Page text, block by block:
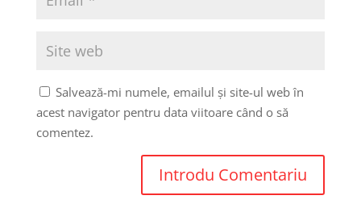
Salvează-mi numele, emailul și site-ul web în
acest navigator pentru data viitoare când o să
comentez.